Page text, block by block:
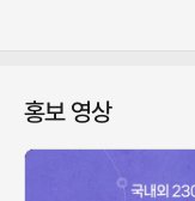
홍보 영상